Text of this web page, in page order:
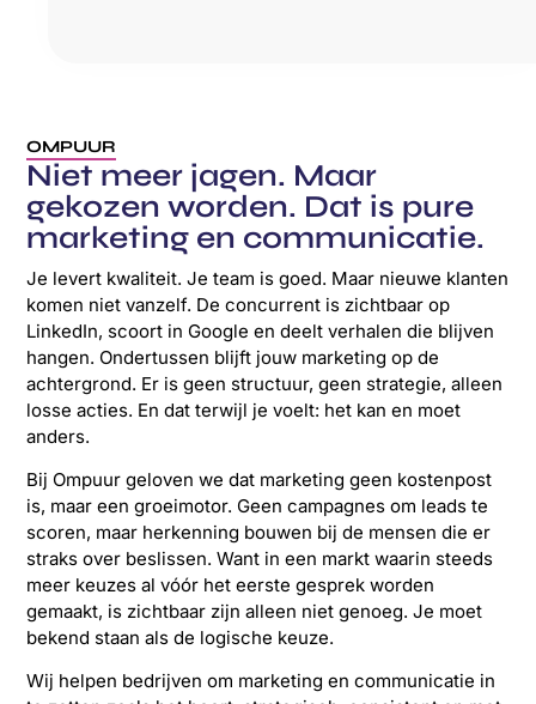
OMPUUR
Niet meer jagen. Maar
gekozen worden. Dat is pure
marketing en communicatie.
Je levert kwaliteit. Je team is goed. Maar nieuwe klanten
komen niet vanzelf. De concurrent is zichtbaar op
LinkedIn, scoort in Google en deelt verhalen die blijven
hangen. Ondertussen blijft jouw marketing op de
achtergrond. Er is geen structuur, geen strategie, alleen
losse acties. En dat terwijl je voelt: het kan en moet
anders.
Bij Ompuur geloven we dat marketing geen kostenpost
is, maar een groeimotor. Geen campagnes om leads te
scoren, maar herkenning bouwen bij de mensen die er
straks over beslissen. Want in een markt waarin steeds
meer keuzes al vóór het eerste gesprek worden
gemaakt, is zichtbaar zijn alleen niet genoeg. Je moet
bekend staan als de logische keuze.
Wij helpen bedrijven om marketing en communicatie in